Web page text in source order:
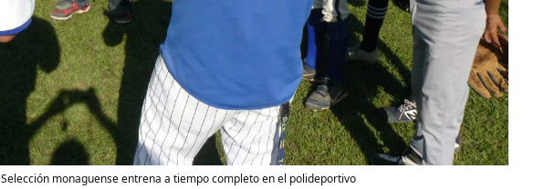
Selección monaguense entrena a tiempo completo en el polideportivo